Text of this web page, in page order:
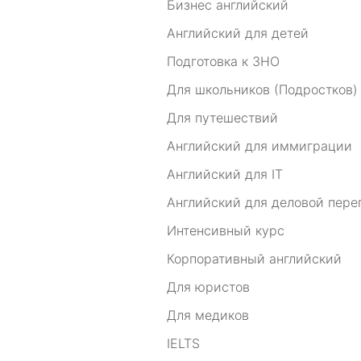
Бизнес английский
Английский для детей
Подготовка к ЗНО
Для школьников (Подростков)
Для путешествий
Английский для иммиграции
Английский для IT
Английский для деловой
Интенсивный курс
Корпоративный английский
Для юристов
Для медиков
IELTS